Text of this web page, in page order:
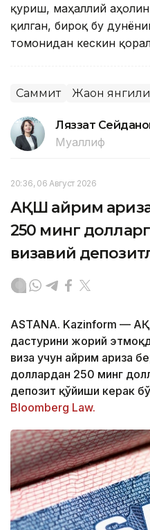
қуриш, маҳаллий
қилган, бироқ бу
томонидан кескин
Саммит Жаҳон
Ляззат
Муаллиф
20:36, 06 Август 2026
АҚШ айрим
250 минг
визавий
ASTANA. Kazinform —
дастурини жорий
виза учун айрим ариза
доллардан 250 минг
депозит қўйиши керак
Bloomberg Law.